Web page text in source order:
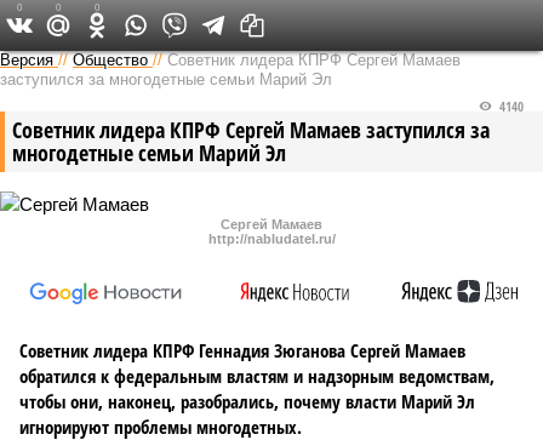
Версия в Чувашии
Версия //Общество //Советник лидера КПРФ Сергей Мамаев
заступился за многодетные семьи Марий Эл
Советник лидера КПРФ Сергей Мамаев заступился за
многодетные семьи Марий Эл
4140
Сергей Мамаев
http://nabludatel.ru/
Советник лидера КПРФ Геннадия Зюганова Сергей Мамаев
обратился к федеральным властям и надзорным ведомствам,
чтобы они, наконец, разобрались, почему власти Марий Эл
игнорируют проблемы многодетных.
0 0 0